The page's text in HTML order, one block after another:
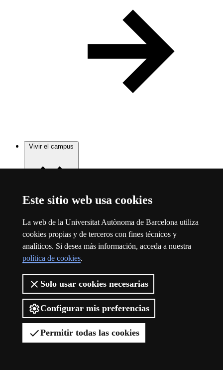
Este sitio web usa cookies
La web de la Universitat Autònoma de Barcelona utiliza
cookies propias y de terceros con fines técnicos y
analíticos. Si desea más información, acceda a nuestra
política de cookies.
Solo usar cookies necesarias
Configurar mis preferencias
Permitir todas las cookies
Vivir el campus
Vivir el campus